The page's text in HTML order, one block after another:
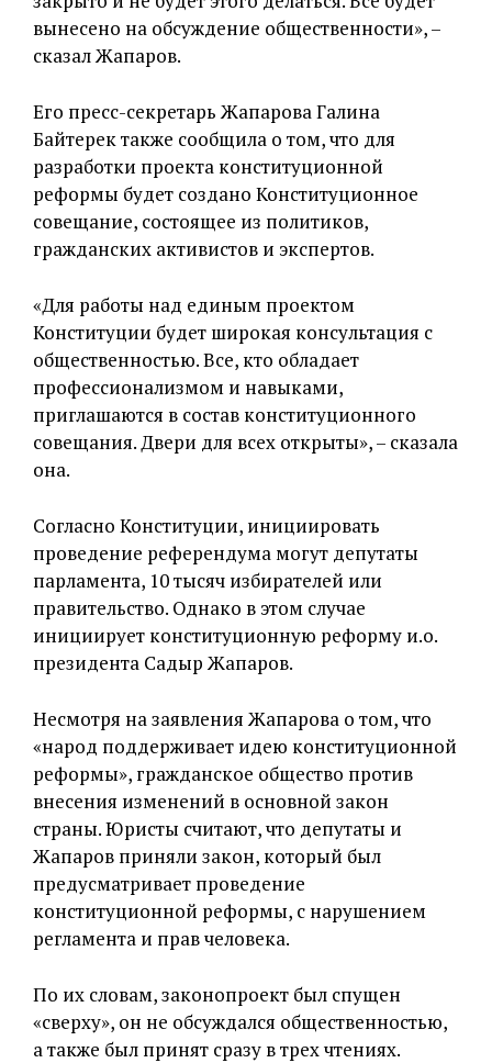
вынесено на обсуждение общественности», –
сказал Жапаров.
Его пресс-секретарь Жапарова Галина
Байтерек также сообщила о том, что для
разработки проекта конституционной
реформы будет создано Конституционное
совещание, состоящее из политиков,
гражданских активистов и экспертов.
«Для работы над единым проектом
Конституции будет широкая консультация с
общественностью. Все, кто обладает
профессионализмом и навыками,
приглашаются в состав конституционного
совещания. Двери для всех открыты», – сказала
она.
Согласно Конституции, инициировать
проведение референдума могут депутаты
парламента, 10 тысяч избирателей или
правительство. Однако в этом случае
инициирует конституционную реформу и.о.
президента Садыр Жапаров.
Несмотря на заявления Жапарова о том, что
«народ поддерживает идею конституционной
реформы», гражданское общество против
внесения изменений в основной закон
страны. Юристы считают, что депутаты и
Жапаров приняли закон, который был
предусматривает проведение
конституционной реформы, с нарушением
регламента и прав человека.
По их словам, законопроект был спущен
«сверху», он не обсуждался общественностью,
а также был принят сразу в трех чтениях.